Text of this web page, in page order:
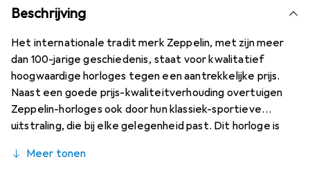
Beschrijving
Het internationale tradit merk Zeppelin, met zijn meer
dan 100-jarige geschiedenis, staat voor kwalitatief
hoogwaardige horloges tegen een aantrekkelijke prijs.
Naast een goede prijs-kwaliteitverhouding overtuigen
Zeppelin-horloges ook door hun klassiek-sportieve
uitstraling, die bij elke gelegenheid past. Dit horloge is
Meer tonen